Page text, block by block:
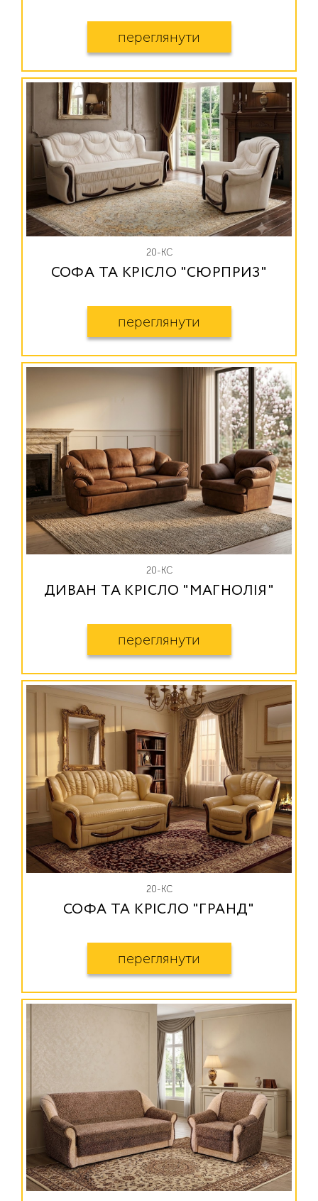
переглянути
20-КС
СОФА ТА КРІСЛО "СЮРПРИЗ"
переглянути
20-КС
ДИВАН ТА КРІСЛО "МАГНОЛІЯ"
переглянути
20-КС
СОФА ТА КРІСЛО "ГРАНД"
переглянути